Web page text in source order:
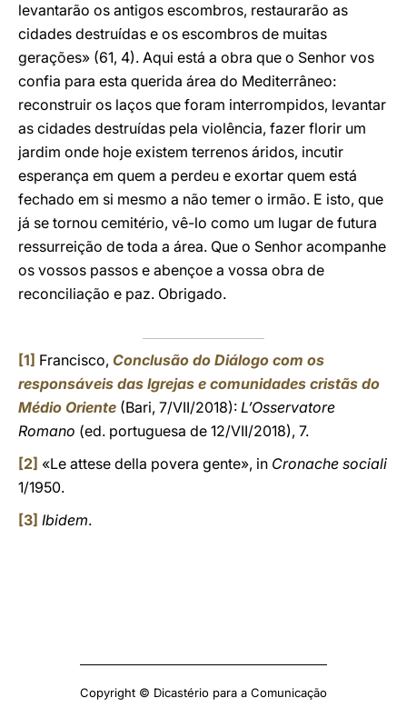
levantarão os antigos escombros, restaurarão as
cidades destruídas e os escombros de muitas
gerações» (61, 4). Aqui está a obra que o Senhor vos
confia para esta querida área do Mediterrâneo:
reconstruir os laços que foram interrompidos, levantar
as cidades destruídas pela violência, fazer florir um
jardim onde hoje existem terrenos áridos, incutir
esperança em quem a perdeu e exortar quem está
fechado em si mesmo a não temer o irmão. E isto, que
já se tornou cemitério, vê-lo como um lugar de futura
ressurreição de toda a área. Que o Senhor acompanhe
os vossos passos e abençoe a vossa obra de
reconciliação e paz. Obrigado.
[1] Francisco, Conclusão do Diálogo com os
responsáveis das Igrejas e comunidades cristãs do
Médio Oriente (Bari, 7/VII/2018): L’Osservatore
Romano (ed. portuguesa de 12/VII/2018), 7.
[2] «Le attese della povera gente», in Cronache sociali
1/1950.
[3] Ibidem.
Copyright © Dicastério para a Comunicação